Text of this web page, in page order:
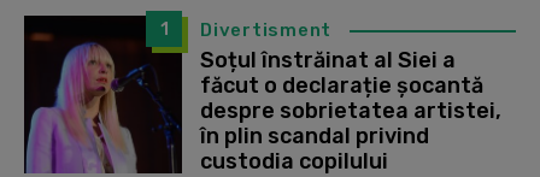
1 Divertisment
Soțul înstrăinat al Siei a
făcut o declarație șocantă
despre sobrietatea artistei,
în plin scandal privind
custodia copilului